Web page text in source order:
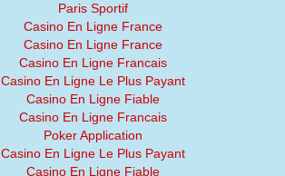
Paris Sportif
Casino En Ligne France
Casino En Ligne France
Casino En Ligne Francais
Casino En Ligne Le Plus Payant
Casino En Ligne Fiable
Casino En Ligne Francais
Poker Application
Casino En Ligne Le Plus Payant
Casino En Ligne Fiable